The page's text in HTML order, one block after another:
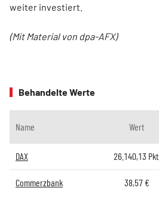
weiter investiert.
(Mit Material von dpa-AFX)
Behandelte Werte
Name Wert
DAX 26.140,13 Pkt.
Commerzbank 38,57€